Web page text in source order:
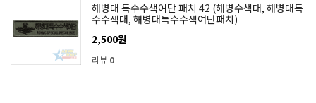
해병대 특수수색여단 패치 42 (해병수색대, 해병대특
수수색대, 해병대특수수색여단패치)
2,500원
리뷰 0